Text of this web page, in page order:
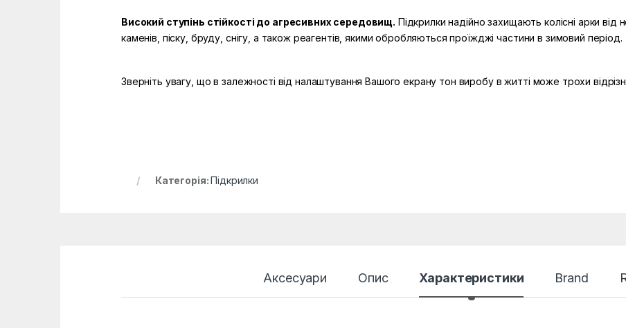
Високий ступінь стійкості до агресивних середовищ. Підкрилки надійно захищають колісні арки від
каменів, піску, бруду, снігу, а також реагентів, якими обробляються проїжджі частини в зимовий період.
Зверніть увагу, що в залежності від налаштування Вашого екрану тон виробу в житті може трохи
Категорія:Підкрилки
Аксесуари Опис Характеристики Brand